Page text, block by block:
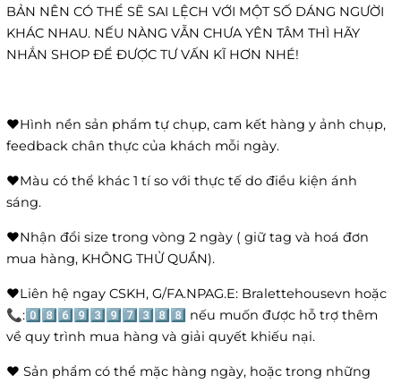
BẢN NÊN CÓ THỂ SẼ SAI LỆCH VỚI MỘT SỐ DÁNG NGƯỜI
KHÁC NHAU. NẾU NÀNG VẪN CHƯA YÊN TÂM THÌ HÃY
NHẮN SHOP ĐỂ ĐƯỢC TƯ VẤN KĨ HƠN NHÉ!
❤️Hình nền sản phẩm tự chụp, cam kết hàng y ảnh chụp,
feedback chân thực của khách mỗi ngày.
❤️Màu có thể khác 1 tí so với thực tế do điều kiện ánh
sáng.
❤️Nhận đổi size trong vòng 2 ngày ( giữ tag và hoá đơn
mua hàng, KHÔNG THỬ QUẦN).
❤️Liên hệ ngay CSKH, G/FA.NPAG.E: Bralettehousevn hoặc
📞:0️⃣8️⃣6️⃣9️⃣3️⃣9️⃣7️⃣3️⃣8️⃣8️⃣ nếu muốn được hỗ trợ thêm
về quy trình mua hàng và giải quyết khiếu nại.
❤️ Sản phẩm có thể mặc hàng ngày, hoặc trong những